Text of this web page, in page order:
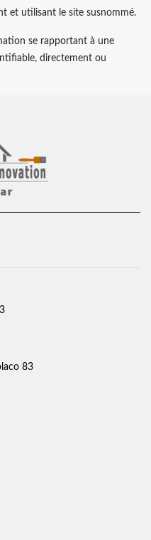
et utilisant le site susnommé.
se rapportant à une
directement ou
83